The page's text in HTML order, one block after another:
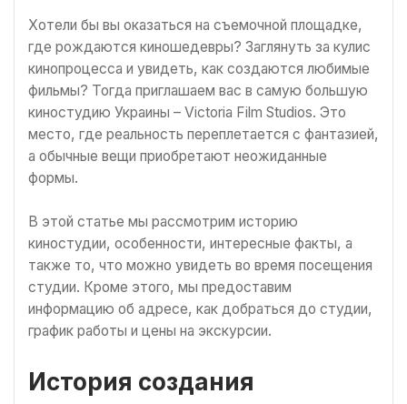
Хотели бы вы оказаться на съемочной площадке,
где рождаются киношедевры? Заглянуть за кулис
кинопроцесса и увидеть, как создаются любимые
фильмы? Тогда приглашаем вас в самую большую
киностудию Украины – Victoria Film Studios. Это
место, где реальность переплетается с фантазией,
а обычные вещи приобретают неожиданные
формы.
В этой статье мы рассмотрим историю
киностудии, особенности, интересные факты, а
также то, что можно увидеть во время посещения
студии. Кроме этого, мы предоставим
информацию об адресе, как добраться до студии,
график работы и цены на экскурсии.
История создания